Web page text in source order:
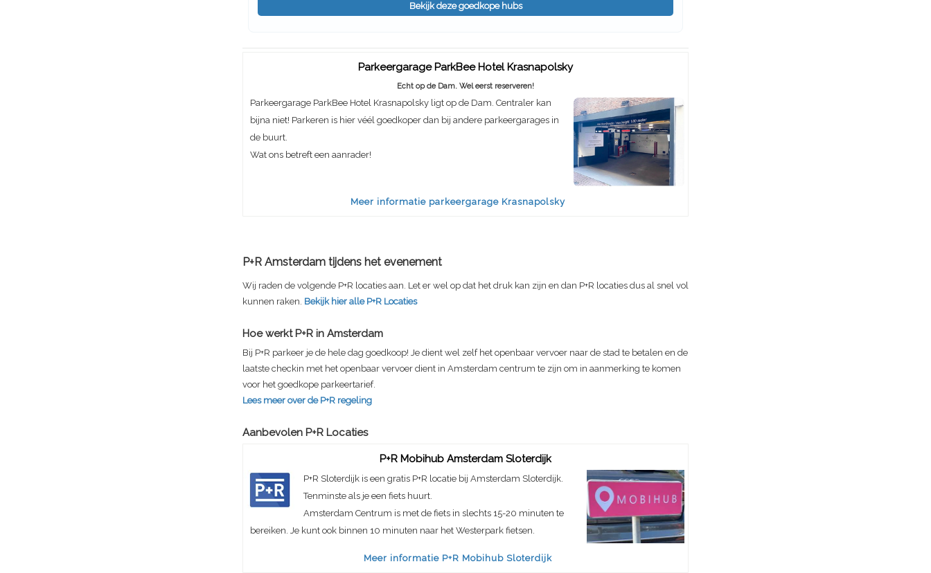
Bekijk deze goedkope hubs
Parkeergarage ParkBee Hotel Krasnapolsky
Echt op de Dam. Wel eerst reserveren!
Parkeergarage ParkBee Hotel Krasnapolsky ligt op de Dam. Centraler kan
bijna niet! Parkeren is hier véél goedkoper dan bij andere parkeergarages in
de buurt.
Wat ons betreft een aanrader!
Meer informatie parkeergarage Krasnapolsky
P+R Amsterdam tijdens het evenement
Wij raden de volgende P+R locaties aan. Let er wel op dat het druk kan zijn en dan P+R locaties dus al snel vol
kunnen raken. Bekijk hier alle P+R Locaties
Hoe werkt P+R in Amsterdam
Bij P+R parkeer je de hele dag goedkoop! Je dient wel zelf het openbaar vervoer naar de stad te betalen en de
laatste checkin met het openbaar vervoer dient in Amsterdam centrum te zijn om in aanmerking te komen
voor het goedkope parkeertarief.
Lees meer over de P+R regeling
Aanbevolen P+R Locaties
P+R Mobihub Amsterdam Sloterdijk
P+R Sloterdijk is een gratis P+R locatie bij Amsterdam Sloterdijk.
Tenminste als je een fiets huurt.
Amsterdam Centrum is met de fiets in slechts 15-20 minuten te
bereiken. Je kunt ook binnen 10 minuten naar het Westerpark fietsen.
Meer informatie P+R Mobihub Sloterdijk